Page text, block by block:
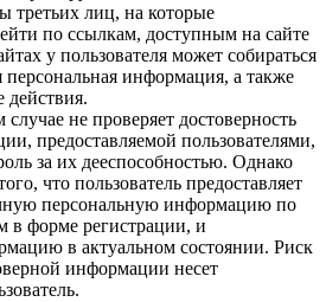
третьих лиц, на которые
по ссылкам, доступным на сайте
у пользователя может собираться
персональная информация, а также
действия.
не проверяет достоверность
предоставляемой пользователями,
за их дееспособностью. Однако
что пользователь предоставляет
персональную информацию по
в форме регистрации, и
в актуальном состоянии. Риск
информации несет